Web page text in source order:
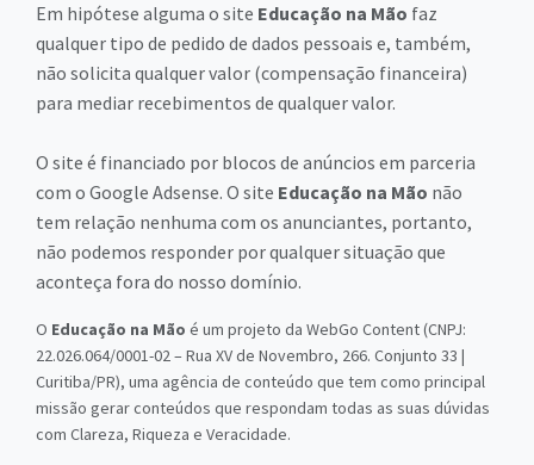
Em hipótese alguma o site Educação na Mão faz
qualquer tipo de pedido de dados pessoais e, também,
não solicita qualquer valor (compensação financeira)
para mediar recebimentos de qualquer valor.
O site é financiado por blocos de anúncios em parceria
com o Google Adsense. O site Educação na Mão não
tem relação nenhuma com os anunciantes, portanto,
não podemos responder por qualquer situação que
aconteça fora do nosso domínio.
O Educação na Mão é um projeto da WebGo Content (CNPJ:
22.026.064/0001-02 – Rua XV de Novembro, 266. Conjunto 33 |
Curitiba/PR), uma agência de conteúdo que tem como principal
missão gerar conteúdos que respondam todas as suas dúvidas
com Clareza, Riqueza e Veracidade.